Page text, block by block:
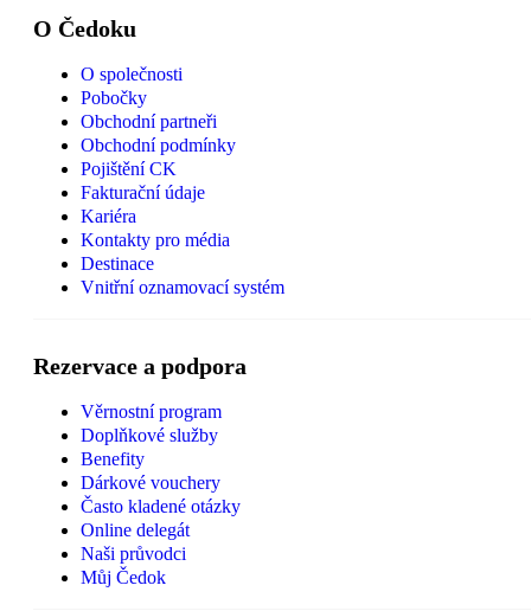
O Čedoku
O společnosti
Pobočky
Obchodní partneři
Obchodní podmínky
Pojištění CK
Fakturační údaje
Kariéra
Kontakty pro média
Destinace
Vnitřní oznamovací systém
Rezervace a podpora
Věrnostní program
Doplňkové služby
Benefity
Dárkové vouchery
Často kladené otázky
Online delegát
Naši průvodci
Můj Čedok